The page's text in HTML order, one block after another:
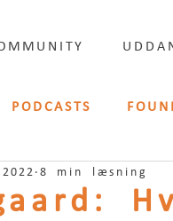
PODCASTS
PRESSE
8 min læsning